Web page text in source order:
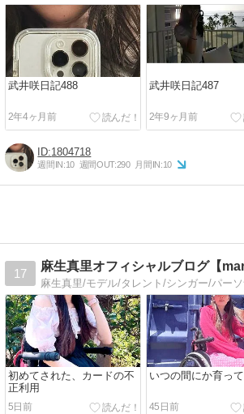
武井咲日記488
2年4ヶ月前
武井咲日記487
2年9ヶ月前
1804718
週間IN:10 週間OUT:290 月間IN:10
17
麻生真里オフィシャルブログ【
初めてされた、カードの不
正利用
5日前
いつの間にか育っ
45日前